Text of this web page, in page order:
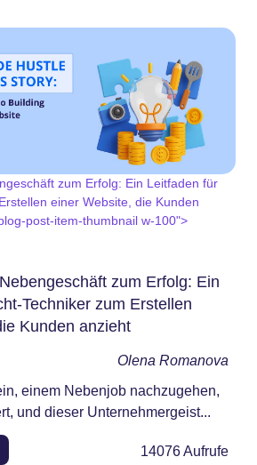
zum Erfolg: Ein Leitfaden für
einer Website, die Kunden
post-item-thumbnail w-100">
zum Erfolg: Ein
Techniker zum Erstellen
Kunden anzieht
Olena Romanova
einem Nebenjob nachzugehen,
und dieser Unternehmergeist...
14076Aufrufe